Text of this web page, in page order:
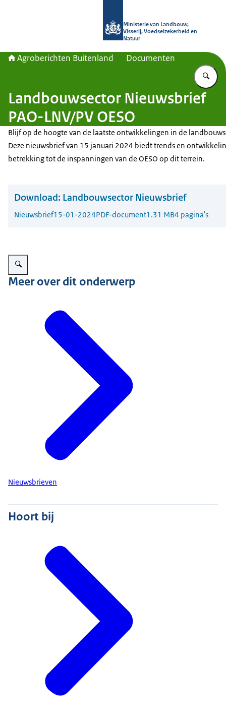
Ministerie van Landbouw,
Visserij, Voedselzekerheid en
Natuur
Agroberichten Buitenland Documenten
Landbouwsector Nieuwsbrief
PAO-LNV/PV OESO
Blijf op de hoogte van de laatste ontwikkelingen in de
Deze nieuwsbrief van 15 januari 2024 biedt trends en
betrekking tot de inspanningen van de OESO op dit terrein.
Download: Landbouwsector Nieuwsbrief
Nieuwsbrief15-01-2024PDF-document1.31 MB4 pagina's
Vergroot afbeelding Nieuwsbrief PV OESO
Meer over dit onderwerp
Nieuwsbrieven
Hoort bij